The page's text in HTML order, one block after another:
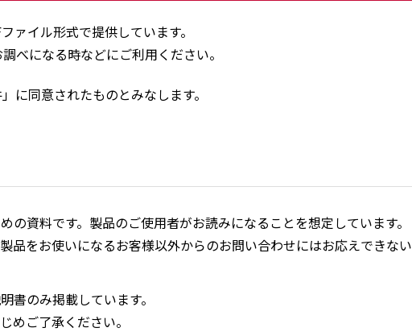
ァイル形式で提供しています。
べになる時などにご利用ください。
に同意されたものとみなします。
資料です。製品のご使用者がお読みになることを想定しています。
品をお使いになるお客様以外からのお問い合わせにはお応えできない
書のみ掲載しています。
めご了承ください。